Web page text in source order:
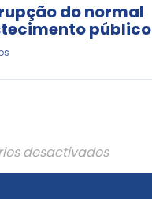
do normal
desactivados